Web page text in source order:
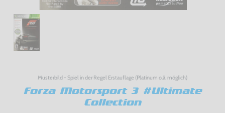
Musterbild - Spiel in der Regel Erstauflage (Platinum o.ä. möglich)
Forza Motorsport 3 #Ultimate
Collection